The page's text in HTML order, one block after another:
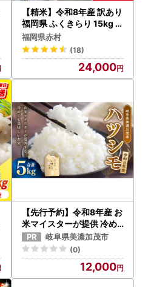
【精米】令和8年産 訳あり
福岡県 ふくきらり 15kg 精
米 白米 (品番:3X3)
福岡県赤村
(18)
24,000
【先行予約】令和8年産 お
米マイスターが提供 冷め
ても美味しい 美濃加茂産
ハツシモ （ 5kg × 1袋 ）
春見ライス 白米 精白米 【
2026年11月下旬-2027年
7月下旬まで発送予定 】
岐阜県美濃加茂市
(0)
12,000